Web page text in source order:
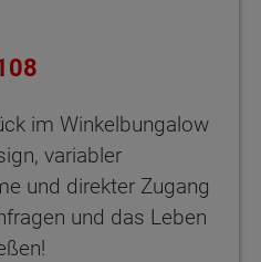
im Winkelbungalow
variabler
und direkter Zugang
und das Leben